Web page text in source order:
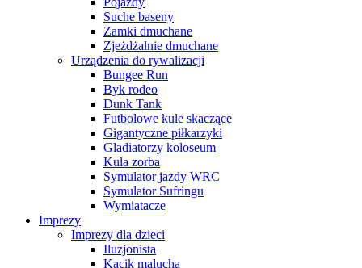
Suche baseny
Zamki dmuchane
Zjeżdżalnie dmuchane
Urządzenia do rywalizacji
Bungee Run
Byk rodeo
Dunk Tank
Futbolowe kule skaczące
Gigantyczne piłkarzyki
Gladiatorzy koloseum
Kula zorba
Symulator jazdy WRC
Symulator Sufringu
Wymiatacze
Imprezy
Imprezy dla dzieci
Iluzjonista
Kącik malucha